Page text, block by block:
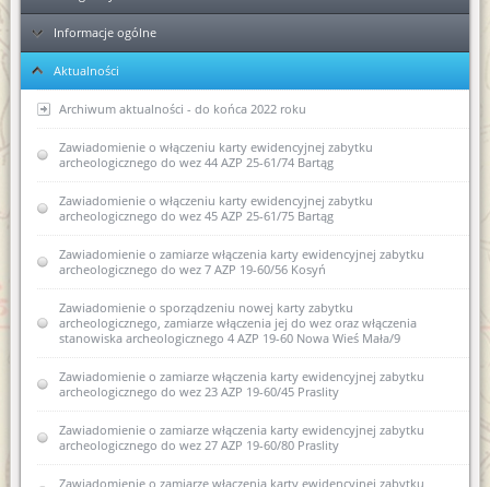
Ełk
Elbląg
Informacje ogólne
KPA - sposób postępowania podczas przyjmowania dokumentów
Ponowne wykorzystanie informacji publicznej
Kolejność rozpatrywania spraw
Skargi i wnioski
Regulaminy Urzędu
Regulamin Organizacyjny WUOZ w Olsztynie
Statut prawny
Majątek
Podstawa prawna
USTAWA o ochronie zabytków i opiece nad zabytkami (Dz.U.
2003 nr 162, poz. 1568)
USTAWA z dnia 16 kwietnia 2004 r o ochronie przyrody (Dz. U.
Nr 92, poz. 880)
USTAWA z dnia 27 marca 2003 r. o planowaniu i
zagospodarowaniu przestrzennym (Dz. U. z dnia 10 maja 2003
r.)
Wykaz stanowisk WUOZ i kontakty
Elektroniczna Skrzynka Podawcza - składanie pism i wniosków
drogą elektroniczną
Kierownictwo jednostki
DEKLARACJA DOSTĘPNOŚCI
Aktualności
Archiwum aktualności - do końca 2022 roku
Zawiadomienie o wszczęciu postępowania administracyjnego w
sprawie wpisania do rejestru zabytków dawnych koszar
piechoty w Biskupcu
Zawiadomienie o zamiarze sporządzenia nowej karty
ewidencyjnej zabytku archeologicznego ujętego w
wojewódzkiej ewidencji zabytków II AZP 22-62/4
Pozwolenie w sprawie powierzchniowych badań
archeologicznych
Zmiany w Kodeksie postępowania administracyjnego
(poradnik)
Wycinka drzew od 1 stycznia 2017 r
Współpraca Generalnego Konserwatora Zabytków i Głównego
Konserwatora Przyrody
Obowiązki właścicieli i posiadaczy zabytków
Zawiadomienie o włączeniu karty ewidencyjnej zabytku
archeologicznego do wez 44 AZP 25-61/74 Bartąg
Zawiadomienie o włączeniu karty ewidencyjnej zabytku
archeologicznego do wez 45 AZP 25-61/75 Bartąg
Zawiadomienie o zamiarze włączenia karty ewidencyjnej zabytku
archeologicznego do wez 7 AZP 19-60/56 Kosyń
Zawiadomienie o sporządzeniu nowej karty zabytku
archeologicznego, zamiarze włączenia jej do wez oraz włączenia
stanowiska archeologicznego 4 AZP 19-60 Nowa Wieś Mała/9
Zawiadomienie o zamiarze włączenia karty ewidencyjnej zabytku
archeologicznego do wez 23 AZP 19-60/45 Praslity
Zawiadomienie o zamiarze włączenia karty ewidencyjnej zabytku
archeologicznego do wez 27 AZP 19-60/80 Praslity
Zawiadomienie o zamiarze włączenia karty ewidencyjnej zabytku